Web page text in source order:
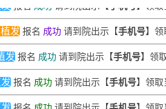
发报名成功请到院出示【手机号】领
发报名成功请到院出示【手机号】领
报名成功请到院出示【手机号】领取
报名成功请到院出示【手机号】领取